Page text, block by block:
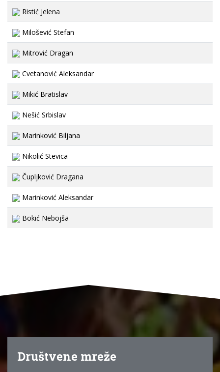
Ristić Jelena
Milošević Stefan
Mitrović Dragan
Cvetanović Aleksandar
Mikić Bratislav
Nešić Srbislav
Marinković Biljana
Nikolić Stevica
Čupljković Dragana
Marinković Aleksandar
Bokić Nebojša
Društvene mreže